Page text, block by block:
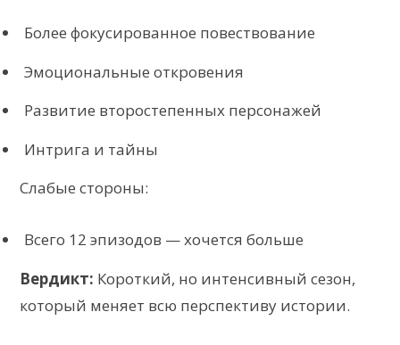
Более фокусированное повествование
Эмоциональные откровения
Развитие второстепенных персонажей
Интрига и тайны
Слабые стороны:
Всего 12 эпизодов — хочется больше
Вердикт: Короткий, но интенсивный сезон,
который меняет всю перспективу истории.